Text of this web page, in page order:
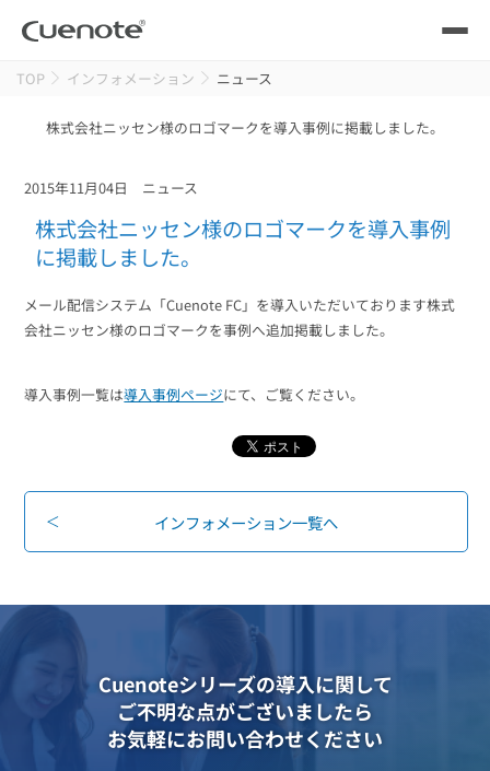
製品
メールリレーサーバー
kintone（キントーン）メール配信
アンケートシステム・フォーム
会員獲得／ニーズ把握
コストを抑える
組織的に管理
システム連携・効率化
セキュリティ対策
導入事例
サポート
セミナー
ブログ・各種資料
マーケティングブログ
資料ダウンロード
メール配信用語集
無料トライアル
（平日 10:00〜18:00）
TOP インフォメーション ニュース
株式会社ニッセン様のロゴマークを導入事例に掲載しました。
2015年11月04日 ニュース
株式会社ニッセン様のロゴマークを導入事例
に掲載しました。
メール配信システム「Cuenote FC」を導入いただいております株式
会社ニッセン様のロゴマークを事例へ追加掲載しました。
導入事例一覧は導入事例ページにて、ご覧ください。
インフォメーション一覧へ
Cuenoteシリーズの導入に関して
ご不明な点がございましたら
お気軽にお問い合わせください